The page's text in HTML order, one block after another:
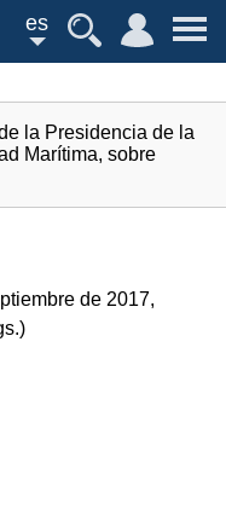
es
la Presidencia de la
Marítima, sobre
de 2017,
)